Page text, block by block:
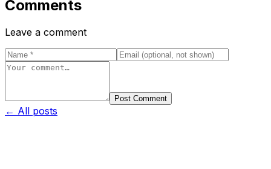
Comments
Leave a comment
Post Comment
← All posts